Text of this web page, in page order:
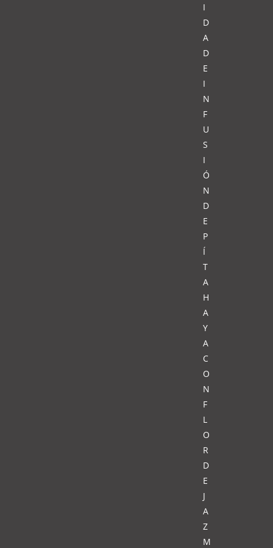
I
D
A
D
E
I
N
F
U
S
I
Ó
N
D
E
P
Í
T
A
H
A
Y
A
C
O
N
F
L
O
R
D
E
J
A
Z
M